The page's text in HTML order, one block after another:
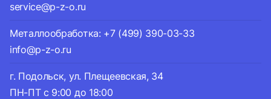
service@p-z-o.ru
Металлообработка: +7 (499) 390-03-33
info@p-z-o.ru
г. Подольск, ул. Плещеевская, 34
ПН-ПТ с 9:00 до 18:00